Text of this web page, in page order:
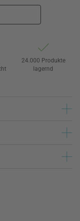
24.000 Produkte
lagernd